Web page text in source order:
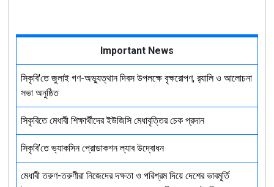
Important News
সিকৃবি'তে জুলাই গণ-অভ্যুত্থান দিবস উপলক্ষে বৃক্ষরোপণ, র‍্যালি ও আলোচনা
সভা অনুষ্ঠিত
সিকৃবিতে মেধাবী শিক্ষার্থীদের ইউজিসি মেধাবৃত্তির চেক প্রদান
সিকৃবি’তে ভ্যাকসিন প্রোডাকশন ল্যাব উদ্বোধন
মেধাবী তরুণ-তরুণীরা নিজেদের দক্ষতা ও পরিশ্রম দিয়ে দেশের ভাবমূর্তি